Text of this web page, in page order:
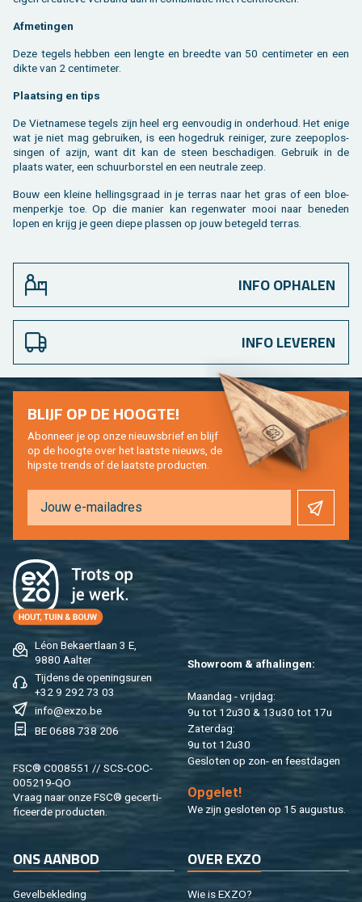
Af­me­tin­gen
Deze te­gels heb­ben een leng­te en breed­te van 50 cen­ti­me­ter en een
dikte van 2 cen­ti­me­ter.
Plaat­sing en tips
De Viet­na­me­se te­gels zijn heel erg een­vou­dig in on­der­houd. Het enige
wat je niet mag ge­brui­ken, is een ho­ge­druk rei­ni­ger, zure zee­pop­los­
sin­gen of azijn, want dit kan de steen be­scha­di­gen. Ge­bruik in de
plaats water, een schuur­bor­stel en een neu­tra­le zeep.
Bouw een klei­ne hel­lings­graad in je ter­ras naar het gras of een bloe­
men­perk­je toe. Op die ma­nier kan re­gen­wa­ter mooi naar be­ne­den
lopen en krijg je geen diepe plas­sen op jouw be­te­geld ter­ras.
INFO OPHALEN
INFO LEVEREN
Léon Be­kaert­laan 3 E,
9880 Aal­ter
Tij­dens de ope­nings­uren
+32 9 292 73 03
info@​exzo.​be
BE 0688 738 206
FSC® C008551 // SCS-COC-
005219-QO
Vraag naar onze FSC® ge­cer­ti­
fi­ceer­de pro­duc­ten.
Show­room & af­ha­lin­gen:
Maan­dag - vrij­dag:
9u tot 12u30 & 13u30 tot 17u
Za­ter­dag:
9u tot 12u30
Ge­slo­ten op zon- en feest­da­gen
Op­ge­let!
We zijn ge­slo­ten op 15 au­gus­tus.
BLIJF OP DE HOOG­TE!
Abon­neer je op onze nieuws­brief en blijf
op de hoog­te over het laat­ste nieuws, de
hip­s­te trends of de laat­ste pro­duc­ten.
ONS AAN­BOD
Ge­vel­be­kle­ding
OVER EXZO
Wie is EXZO?